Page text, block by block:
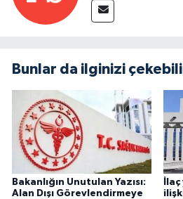
Bunlar da ilginizi
Bakanlığın Unutulan Yazısı:
Alan Dışı Görevlendirmeye